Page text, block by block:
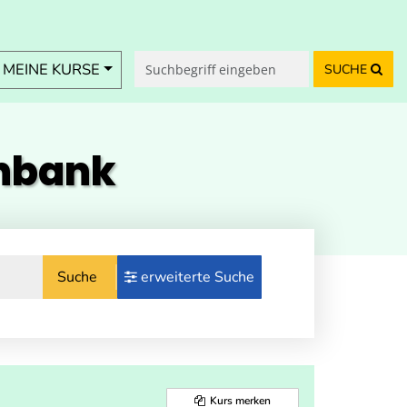
KURSE SUCHE
Suche erweiterte Suche
Kurs merken